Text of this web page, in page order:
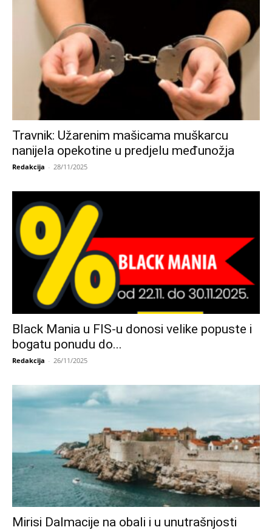
Travnik: Užarenim mašicama muškarcu
nanijela opekotine u predjelu međunožja
Redakcija - 28/11/2025
Black Mania u FIS-u donosi velike popuste i
bogatu ponudu do...
Redakcija - 26/11/2025
Mirisi Dalmacije na obali i u unutrašnjosti